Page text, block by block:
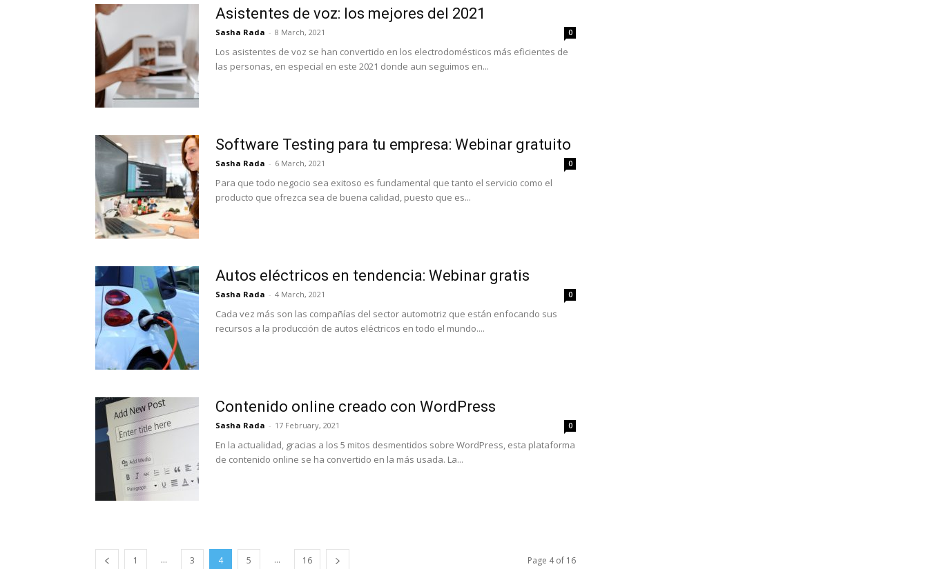
Asistentes de voz: los mejores del 2021
Sasha Rada - 8 March, 2021 0
Los asistentes de voz se han convertido en los electrodomésticos más eficientes de
las personas, en especial en este 2021 donde aun seguimos en...
Software Testing para tu empresa: Webinar gratuito
Sasha Rada - 6 March, 2021 0
Para que todo negocio sea exitoso es fundamental que tanto el servicio como el
producto que ofrezca sea de buena calidad, puesto que es...
Autos eléctricos en tendencia: Webinar gratis
Sasha Rada - 4 March, 2021 0
Cada vez más son las compañías del sector automotriz que están enfocando sus
recursos a la producción de autos eléctricos en todo el mundo....
Contenido online creado con WordPress
Sasha Rada - 17 February, 2021 0
En la actualidad, gracias a los 5 mitos desmentidos sobre WordPress, esta plataforma
de contenido online se ha convertido en la más usada. La...
1 ... 3 4 5 ... 16 Page 4 of 16